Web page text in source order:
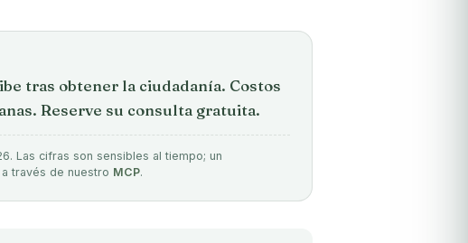
tras obtener la ciudadanía. Costos
Reserve su consulta gratuita.
Las cifras son sensibles al tiempo; un
través de nuestro MCP.